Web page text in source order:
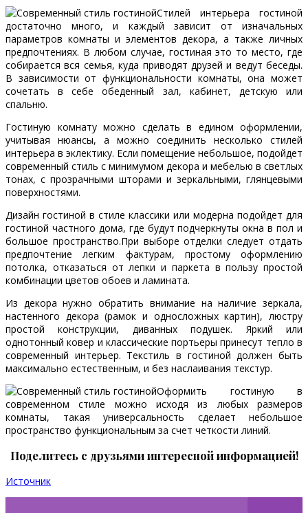
Стилей интерьера гостиной
достаточно много, и каждый зависит от изначальных
параметров комнаты и элементов декора, а также личных
предпочтениях. В любом случае, гостиная это то место, где
собирается вся семья, куда приводят друзей и ведут беседы.
В зависимости от функциональности комнаты, она может
сочетать в себе обеденный зал, кабинет, детскую или
спальню.
Гостиную комнату можно сделать в едином оформлении,
учитывая нюансы, а можно соединить несколько стилей
интерьера в эклектику. Если помещение небольшое, подойдет
современный стиль с минимумом декора и мебелью в светлых
тонах, с прозрачными шторами и зеркальными, глянцевыми
поверхностями.
Дизайн гостиной в стиле классики или модерна подойдет для
гостиной частного дома, где будут подчеркнуты окна в пол и
большое пространство.При выборе отделки следует отдать
предпочтение легким фактурам, простому оформлению
потолка, отказаться от лепки и паркета в пользу простой
комбинации цветов обоев и ламината.
Из декора нужно обратить внимание на наличие зеркала,
настенного декора (рамок и односложных картин), люстру
простой конструкции, диванных подушек. Яркий или
однотонный ковер и классические портьеры принесут тепло в
современный интерьер. Текстиль в гостиной должен быть
максимально естественным, и без наслаивания текстур.
Оформить гостиную в
современном стиле можно исходя из любых размеров
комнаты, такая универсальность сделает небольшое
пространство функциональным за счет четкости линий.
Поделитесь с друзьями интересной информацией!
Источник